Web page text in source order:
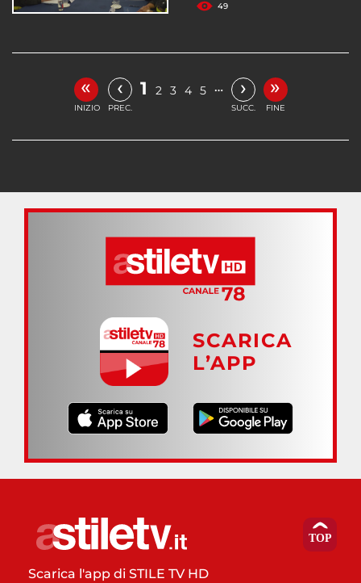
49
«
INIZIO
‹
PREC.
1 2 3 4 5 … ›
SUCC.
»
FINE
SCARICA
L’APP
Scarica l'app di STILE TV HD